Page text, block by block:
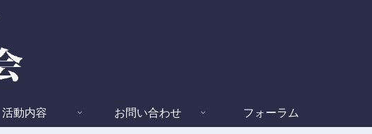
活動内容 お問い合わせ フォーラム